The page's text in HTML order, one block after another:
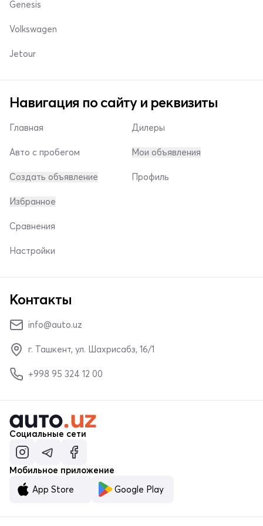
Genesis
Volkswagen
Jetour
Навигация по сайту и реквизиты
Главная
Авто с пробегом
Создать объявление
Дилеры
Мои объявления
Профиль
Избранное
Сравнения
Настройки
Контакты
info@auto.uz
г. Ташкент, ул. Шахрисабз, 16/1
+998 95 324 12 00
Социальные сети
Мобильное приложение
App Store
Google Play